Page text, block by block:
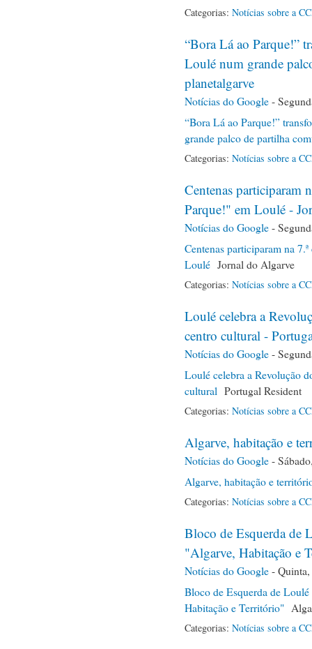
Categorias: Notícias sobre a
“Bora Lá ao Parque!”
Loulé num grande
planetalgarve
Notícias do Google-
“Bora Lá ao Parque!”
grande palco de partilha
Categorias: Notícias sobre a
Centenas participaram
Parque!" em Loulé -
Notícias do Google-
Centenas participaram na
Loulé Jornal do Algarve
Categorias: Notícias sobre a
Loulé celebra a
centro cultural -
Notícias do Google-
Loulé celebra a Revolução
cultural Portugal Resident
Categorias: Notícias sobre a
Algarve, habitação e
Notícias do Google-
Algarve, habitação e
Categorias: Notícias sobre a
Bloco de Esquerda de
"Algarve, Habitação e
Notícias do Google-
Bloco de Esquerda de
Habitação e Território"
Categorias: Notícias sobre a